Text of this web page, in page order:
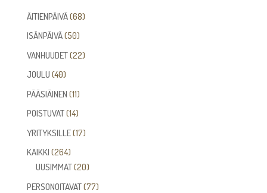
ÄITIENPÄIVÄ 6868
ISÄNPÄIVÄ 5050
tuotetta
VANHUUDET 2222
JOULU 4040
tuotetta
PÄÄSIÄINEN 1111
tuotetta
POISTUVAT 1414
tuotetta
YRITYKSILLE 1717
KAIKKI 264264
tuotetta
UUSIMMAT 2020
tuotetta
PERSONOITAVAT 7777